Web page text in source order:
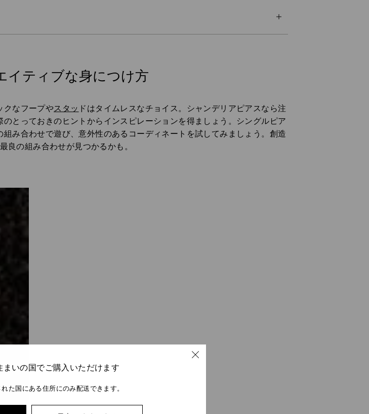
イティブな身につけ方
クなフープやスタッ
ドはタイムレスなチョイス。シャンデリアピアスなら注
とっておきのヒントからインスピレーションを得ましょう。シングルピア
み合わせで遊び、意外性のあるコーディネートを試してみましょう。創造
良の組み合わせが見つかるかも。
いの国でご購入いただけます
た国にある住所にのみ配送できます。